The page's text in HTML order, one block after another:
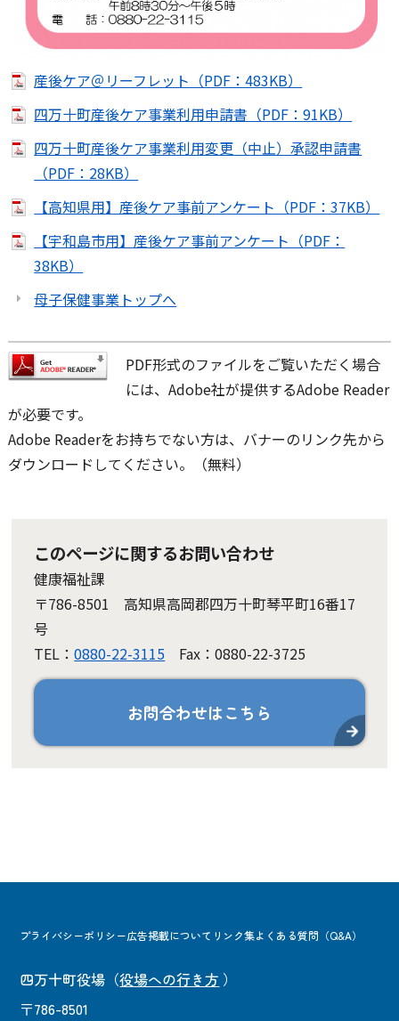
産後ケア＠リーフレット（PDF：483KB）
四万十町産後ケア事業利用申請書（PDF：91KB）
四万十町産後ケア事業利用変更（中止）承認申請書
（PDF：28KB）
【高知県用】産後ケア事前アンケート（PDF：37KB）
【宇和島市用】産後ケア事前アンケート（PDF：
38KB）
母子保健事業トップへ
PDF形式のファイルをご覧いただく場合
には、Adobe社が提供するAdobe Reader
が必要です。
Adobe Readerをお持ちでない方は、バナーのリンク先から
ダウンロードしてください。（無料）
このページに関するお問い合わせ
健康福祉課
〒786-8501 高知県高岡郡四万十町琴平町16番17
号
TEL：0880-22-3115 Fax：0880-22-3725
お問合わせはこちら
プライバシーポリシー広告掲載について リンク集よくある質問（Q&A）
四万十町役場 （役場への行き方 ）
〒786-8501